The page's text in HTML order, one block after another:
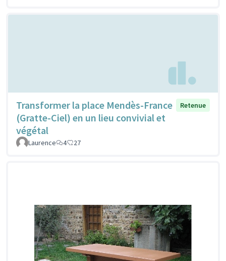
Transformer la place Mendès-France
(Gratte-Ciel) en un lieu convivial et
végétal
Retenue
Laurence 4 27